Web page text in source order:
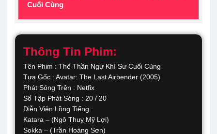
Cuối Cùng
Thông Tin Phim:
Tên Phim : Thế Thần Ngự Khí Sư Cuối Cùng
Tựa Gốc : Avatar: The Last Airbender (2005)
Phát Sóng Trên : Netfix
Số Tập Phát Sóng : 20 / 20
Diễn Viên Lồng Tiếng :
Katara – (Ngô Thuỵ Mỹ Lợi)
Sokka – (Trần Hoàng Sơn)